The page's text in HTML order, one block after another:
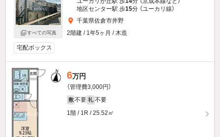
すべての写真
地区センター駅 歩15分 （ユーカリ線）
千葉県佐倉市井野
2階建 / 1年5ヶ月 / 木造
宅配ボックス
6万円
（管理費3,000円）
敷 不要 礼 不要
1階 / 1R / 25.52㎡